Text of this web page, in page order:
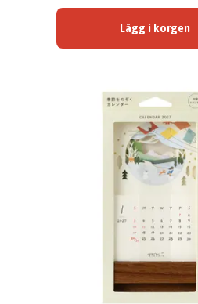
Lägg i korgen